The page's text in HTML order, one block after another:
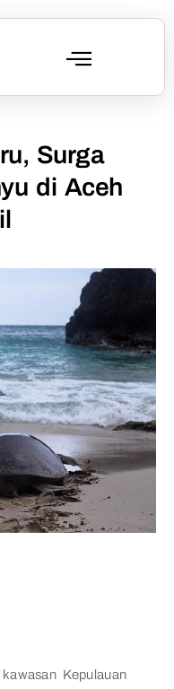
Surga
di Aceh
Kepulauan